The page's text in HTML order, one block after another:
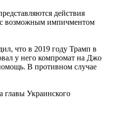
действия
с возможным импичментом
что в 2019 году Трамп в
у него компромат на Джо
В противном случае
главы Украинского